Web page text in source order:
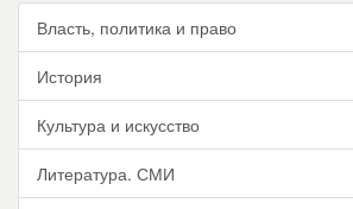
Власть, политика и право
История
Культура и искусство
Литература. СМИ